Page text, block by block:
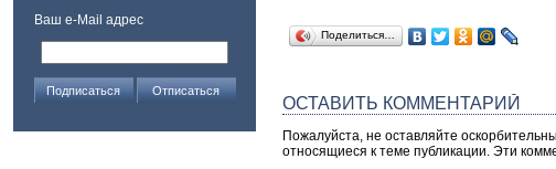
Ваш e-Mail адрес
Поделиться…
ОСТАВИТЬ КОММЕНТАРИЙ
Пожалуйста, не оставляйте
относящиеся к теме публикации. Эти